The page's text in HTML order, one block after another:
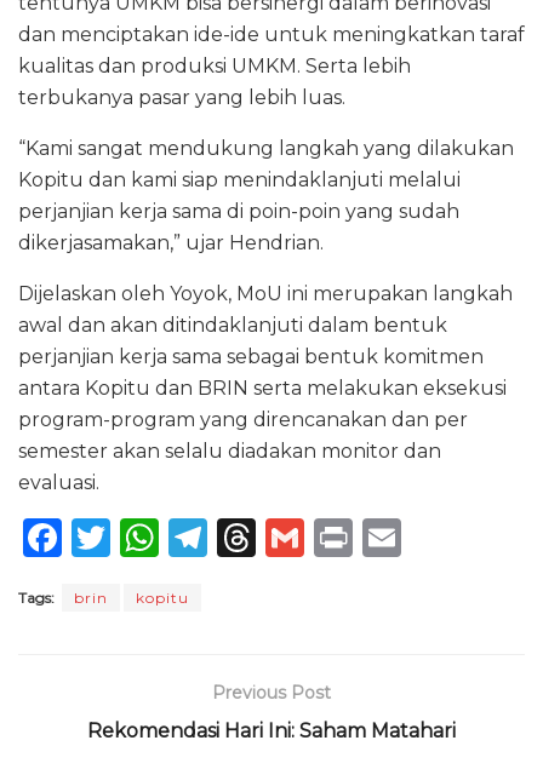
dan menciptakan ide-ide untuk meningkatkan taraf
kualitas dan produksi UMKM. Serta lebih
terbukanya pasar yang lebih luas.
“Kami sangat mendukung langkah yang dilakukan
Kopitu dan kami siap menindaklanjuti melalui
perjanjian kerja sama di poin-poin yang sudah
dikerjasamakan,” ujar Hendrian.
Dijelaskan oleh Yoyok, MoU ini merupakan langkah
awal dan akan ditindaklanjuti dalam bentuk
perjanjian kerja sama sebagai bentuk komitmen
antara Kopitu dan BRIN serta melakukan eksekusi
program-program yang direncanakan dan per
semester akan selalu diadakan monitor dan
evaluasi.
F
c
T
it
W
a
p
T
ra
m
T
d
s
G P
Tags: brin kopitu
Previous Post
Rekomendasi Hari Ini: Saham Matahari